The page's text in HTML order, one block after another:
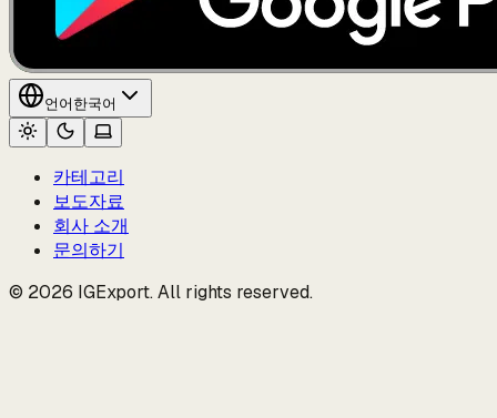
언어 한국어
카테고리
보도자료
회사 소개
문의하기
© 2026 IGExport. All rights reserved.